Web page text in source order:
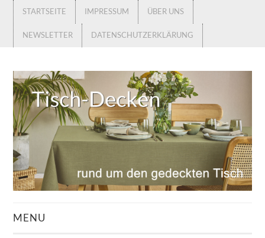
STARTSEITE IMPRESSUM ÜBER UNS
NEWSLETTER DATENSCHUTZERKLÄRUNG
MENU